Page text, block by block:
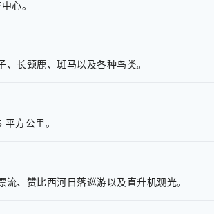
心。
长颈鹿、斑马以及各种鸟类。
方公里。
、赞比西河日落巡游以及直升机观光。